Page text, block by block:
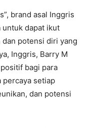
brand asal Inggris
untuk dapat ikut
dan potensi diri yang
Inggris, Barry M
bagi para
percaya setiap
dan potensi